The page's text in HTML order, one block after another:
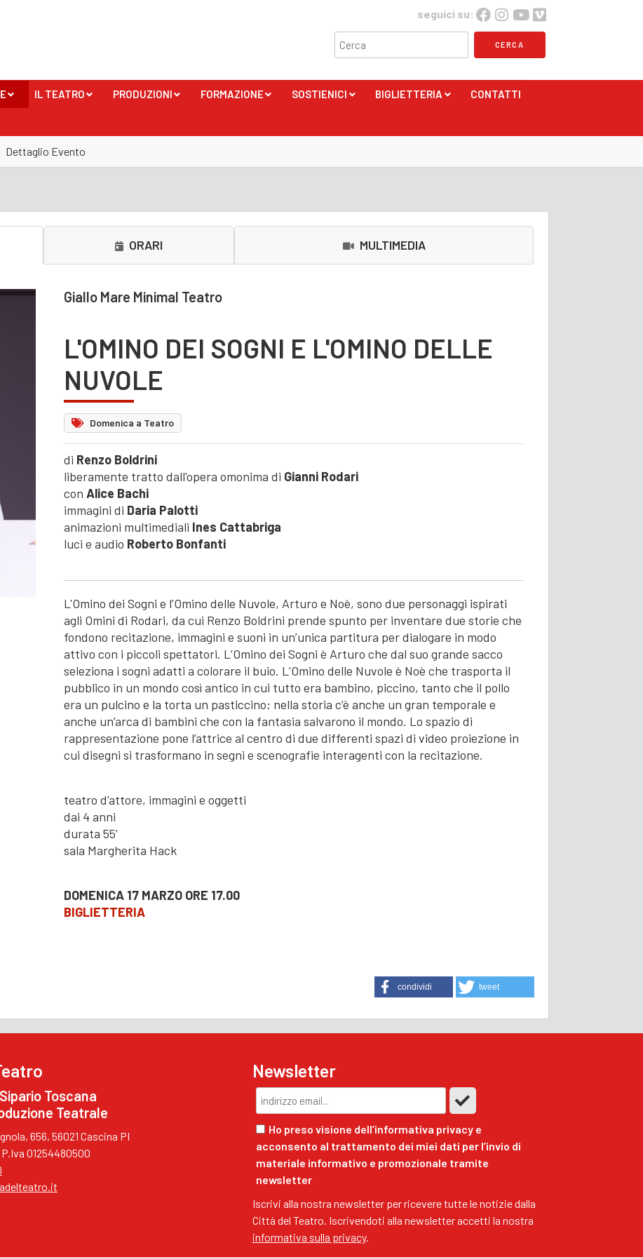
seguici su:
+
IL TEATRO PRODUZIONI FORMAZIONE SOSTIENICI BIGLIETTERIA CONTATTI
Dettaglio Evento
ORARI MULTIMEDIA
Giallo Mare Minimal Teatro
L'OMINO DEI SOGNI E L'OMINO DELLE
NUVOLE
Domenica a Teatro
di Renzo Boldrini
liberamente tratto dall'opera omonima di Gianni Rodari
con Alice Bachi
immagini di Daria Palotti
animazioni multimediali Ines Cattabriga
luci e audio Roberto Bonfanti
L'Omino dei Sogni e l’Omino delle Nuvole, Arturo e Noè, sono due personaggi ispirati
agli Omini di Rodari, da cui Renzo Boldrini prende spunto per inventare due storie che
fondono recitazione, immagini e suoni in un’unica partitura per dialogare in modo
attivo con i piccoli spettatori. L’Omino dei Sogni è Arturo che dal suo grande sacco
seleziona i sogni adatti a colorare il buio. L’Omino delle Nuvole è Noè che trasporta il
pubblico in un mondo così antico in cui tutto era bambino, piccino, tanto che il pollo
era un pulcino e la torta un pasticcino; nella storia c’è anche un gran temporale e
anche un’arca di bambini che con la fantasia salvarono il mondo. Lo spazio di
rappresentazione pone l’attrice al centro di due differenti spazi di video proiezione in
cui disegni si trasformano in segni e scenografie interagenti con la recitazione.
teatro d’attore, immagini e oggetti
dai 4 anni
durata 55’
sala Margherita Hack
DOMENICA 17 MARZO ORE 17.00
BIGLIETTERIA
condividi tweet
Toscana
Teatrale
656, 56021 Cascina PI
01254480500
Newsletter
Ho preso visione dell’informativa privacy e
acconsento al trattamento dei miei dati per l’invio di
materiale informativo e promozionale tramite
newsletter
Iscrivi alla nostra newsletter per ricevere tutte le notizie dalla
Città del Teatro. Iscrivendoti alla newsletter accetti la nostra
informativa sulla privacy.